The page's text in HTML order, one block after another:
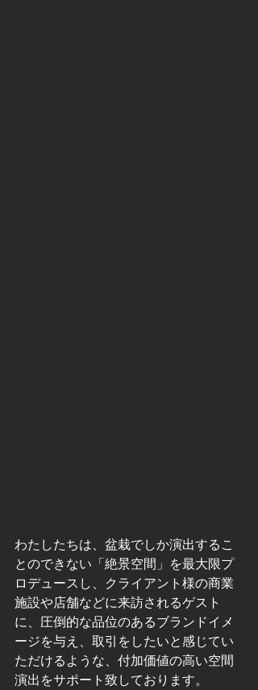
わたしたちは、盆栽でしか演出するこ
とのできない「絶景空間」を最大限プ
ロデュースし、クライアント様の商業
施設や店舗などに来訪されるゲスト
に、圧倒的な品位のあるブランドイメ
ージを与え、取引をしたいと感じてい
ただけるような、付加価値の高い空間
演出をサポート致しております。